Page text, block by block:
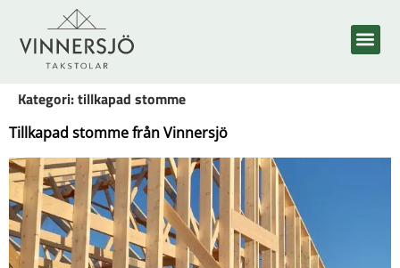
Kategori:tillkapad stomme
Tillkapad stomme från Vinnersjö